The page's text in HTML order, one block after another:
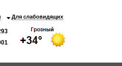
Для слабовидящих